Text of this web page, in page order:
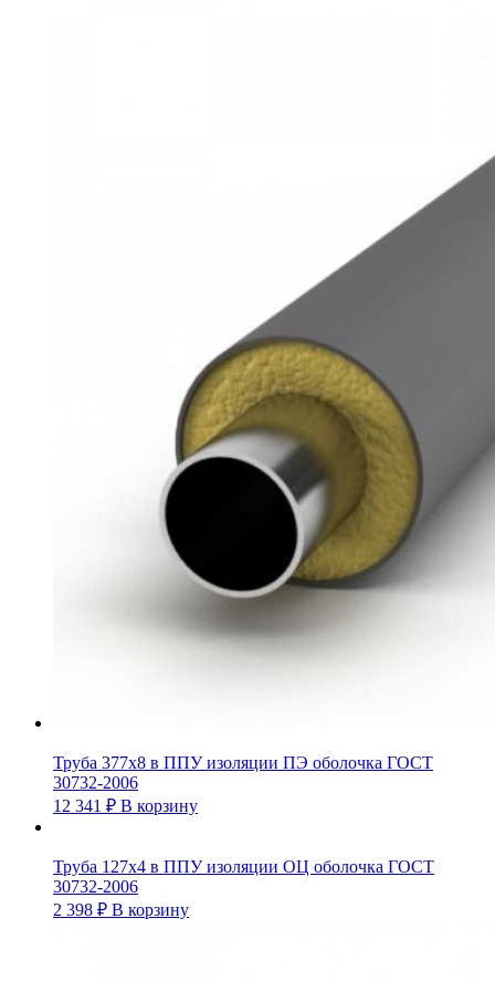
Труба 377х8 в ППУ изоляции ПЭ оболочка ГОСТ
30732-2006
12 341 ₽ В корзину
Труба 127х4 в ППУ изоляции ОЦ оболочка ГОСТ
30732-2006
2 398 ₽ В корзину